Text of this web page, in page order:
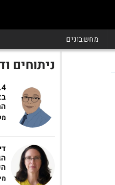
מחשבונים
ניתוחים